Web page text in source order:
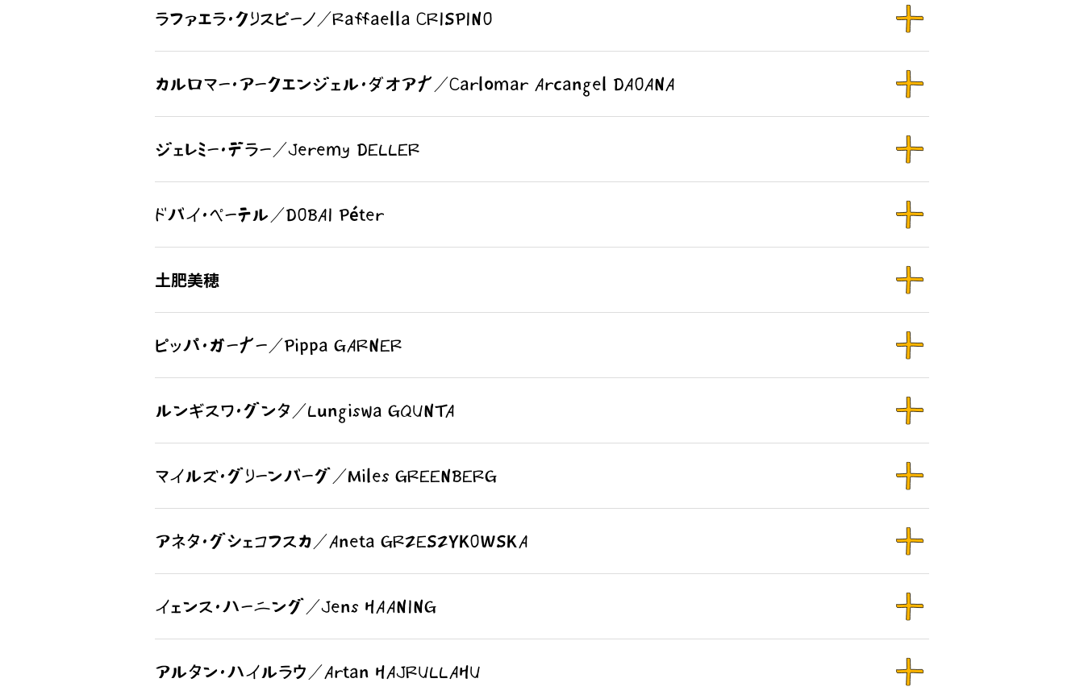
ラファエラ・クリスピーノ／Raffaella CRISPINO
カルロマー・アークエンジェル・ダオアナ／Carlomar Arcangel DAOANA
ジェレミー・デラー／Jeremy DELLER
ドバイ・ペーテル／DOBAI Péter
土肥美穂
ピッパ・ガーナー／Pippa GARNER
ルンギスワ・グンタ／Lungiswa GQUNTA
マイルズ・グリーンバーグ／Miles GREENBERG
アネタ・グシェコフスカ／Aneta GRZESZYKOWSKA
イェンス・ハーニング／Jens HAANING
アルタン・ハイルラウ／Artan HAJRULLAHU